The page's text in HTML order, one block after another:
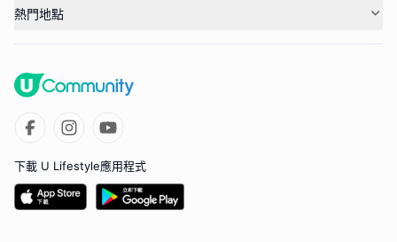
熱門地點
下載 U Lifestyle應用程式